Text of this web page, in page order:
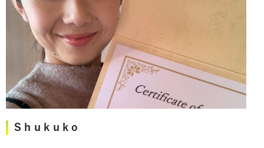
Shukuko